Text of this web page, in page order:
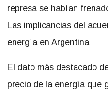
represa se habían
Las implicancias del
energía en Argentina
El dato más destacado
precio de la energía que